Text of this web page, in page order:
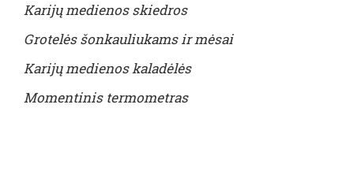
Karijų medienos skiedros
Grotelės šonkauliukamsirmėsai
Karijųmedienos kaladėlės
Momentinis termometras